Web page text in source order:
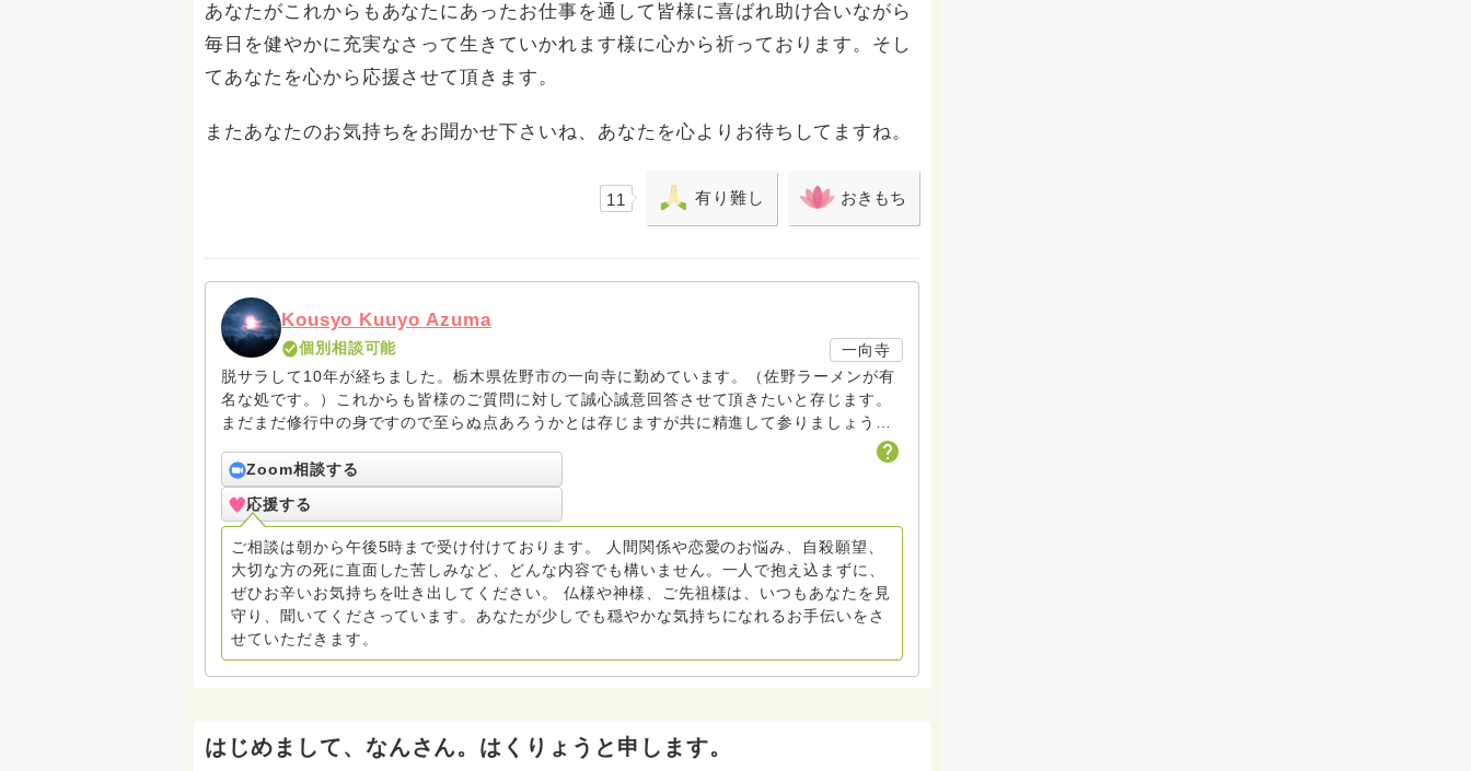
あなたがこれからもあなたにあったお仕事を通して皆様に喜ばれ助け合いながら
毎日を健やかに充実なさって生きていかれます様に心から祈っております。そし
てあなたを心から応援させて頂きます。
またあなたのお気持ちをお聞かせ下さいね、あなたを心よりお待ちしてますね。
11 有り難し おきもち
Kousyo Kuuyo Azuma
個別相談可能
一向寺
脱サラして10年が経ちました。栃木県佐野市の一向寺に勤めています。（佐野ラーメンが有
名な処です。）これからも皆様のご質問に対して誠心誠意回答させて頂きたいと存じます。
まだまだ修行中の身ですので至らぬ点あろうかとは存じますが共に精進して参りましょう
Zoom相談する
応援する
ご相談は朝から午後5時まで受け付けております。 人間関係や恋愛のお悩み、自殺願望、
大切な方の死に直面した苦しみなど、どんな内容でも構いません。一人で抱え込まずに、
ぜひお辛いお気持ちを吐き出してください。 仏様や神様、ご先祖様は、いつもあなたを見
守り、聞いてくださっています。あなたが少しでも穏やかな気持ちになれるお手伝いをさ
せていただきます。
はじめまして、なんさん。はくりょうと申します。